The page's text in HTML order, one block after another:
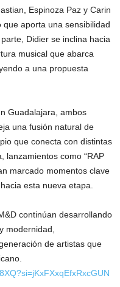
Espinoza Paz y Carin
aporta una sensibilidad
Didier se inclina hacia
musical que abarca
a una propuesta
Guadalajara, ambos
una fusión natural de
que conecta con distintas
lanzamientos como “RAP
marcado momentos clave
esta nueva etapa.
continúan desarrollando
modernidad,
de artistas que